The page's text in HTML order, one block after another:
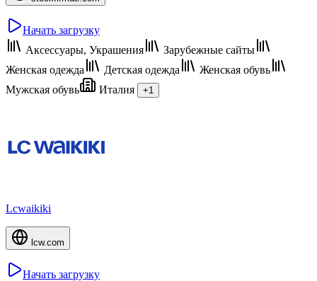
Начать загрузку
Аксессуары, Украшения
Зарубежные сайты
Женская одежда
Детская одежда
Женская обувь
Мужская обувь
Италия +1
Lcwaikiki
lcw.com
Начать загрузку